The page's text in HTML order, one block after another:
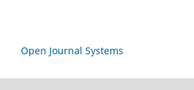
Open Journal Systems